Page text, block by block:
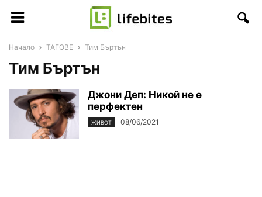
Начало ТАГОВЕ Тим Бъртън
Тим Бъртън
Джони Деп: Никой не е
перфектен
ЖИВОТ 08/06/2021